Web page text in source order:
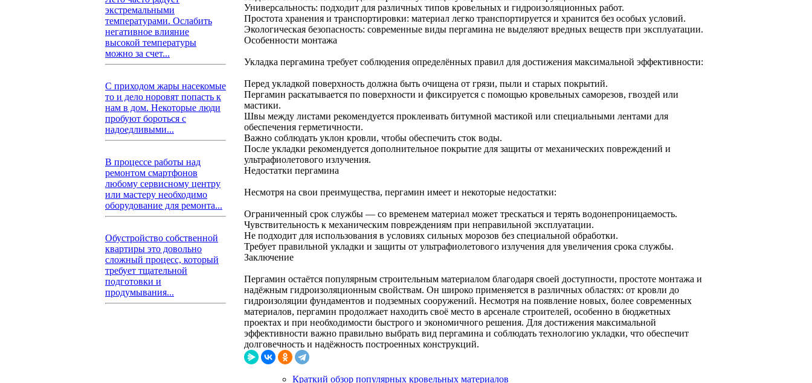
экстремальными
температурами. Ослабить
негативное влияние
высокой температуры
можно за счет...
С приходом жары насекомые
то и дело норовят попасть к
нам в дом. Некоторые люди
пробуют бороться с
надоедливыми...
В процессе работы над
ремонтом смартфонов
любому сервисному центру
или мастеру необходимо
оборудование для ремонта...
Обустройство собственной
квартиры это довольно
сложный процесс, который
требует тщательной
подготовки и
продумывания...
Универсальность: подходит для различных типов кровельных и гидроизоляционных работ.
Простота хранения и транспортировки: материал легко транспортируется и хранится без особых условий.
Экологическая безопасность: современные виды пергамина не выделяют вредных веществ при эксплуатации.
Особенности монтажа
Укладка пергамина требует соблюдения определённых правил для достижения максимальной эффективности:
Перед укладкой поверхность должна быть очищена от грязи, пыли и старых покрытий.
Пергамин раскатывается по поверхности и фиксируется с помощью кровельных саморезов, гвоздей или
мастики.
Швы между листами рекомендуется проклеивать битумной мастикой или специальными лентами для
обеспечения герметичности.
Важно соблюдать уклон кровли, чтобы обеспечить сток воды.
После укладки рекомендуется дополнительное покрытие для защиты от механических повреждений и
ультрафиолетового излучения.
Недостатки пергамина
Несмотря на свои преимущества, пергамин имеет и некоторые недостатки:
Ограниченный срок службы — со временем материал может трескаться и терять водонепроницаемость.
Чувствительность к механическим повреждениям при неправильной эксплуатации.
Не подходит для использования в условиях сильных морозов без специальной обработки.
Требует правильной укладки и защиты от ультрафиолетового излучения для увеличения срока службы.
Заключение
Пергамин остаётся популярным строительным материалом благодаря своей доступности, простоте монтажа и
надёжным гидроизоляционным свойствам. Он широко применяется в различных областях: от кровли до
гидроизоляции фундаментов и подземных сооружений. Несмотря на появление новых, более современных
материалов, пергамин продолжает находить своё место в арсенале строителей, особенно в бюджетных
проектах и при необходимости быстрого и экономичного решения. Для достижения максимальной
эффективности важно правильно выбрать вид пергамина и соблюдать технологию укладки, что обеспечит
долговечность и надёжность построенных конструкций.
Краткий обзор популярных кровельных материалов